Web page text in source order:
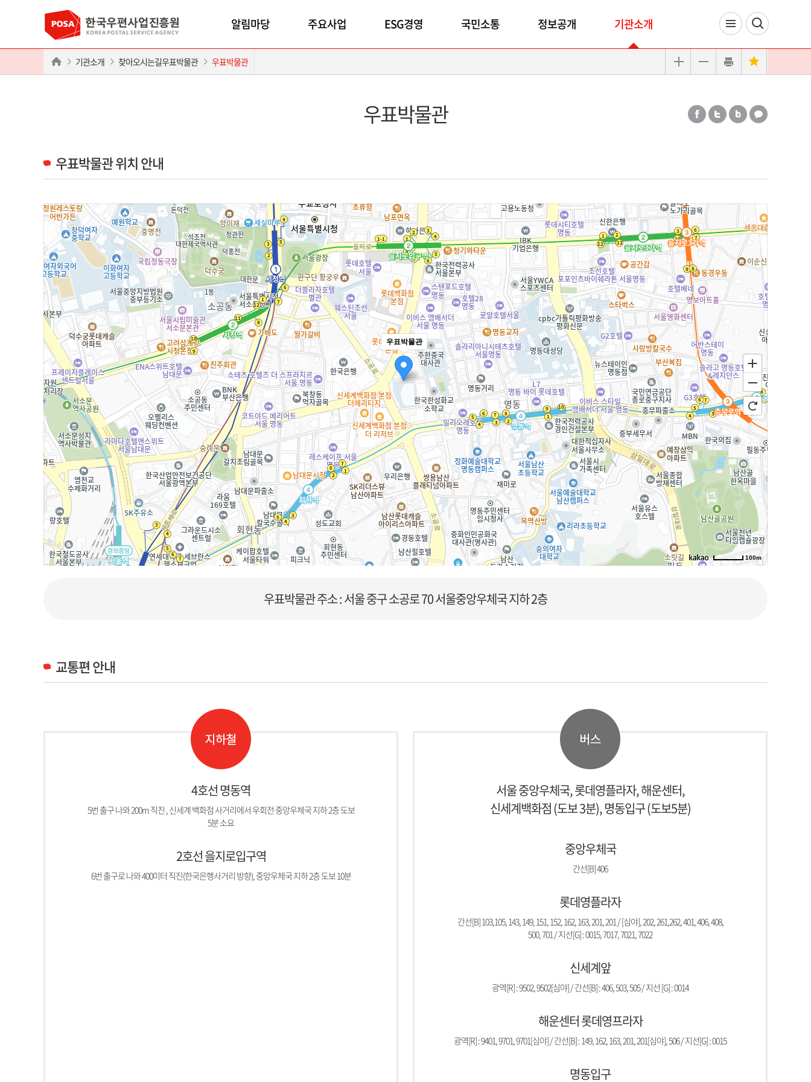
알림마당 주요사업 ESG경영 국민소통 정보공개 기관소개
기관소개 찾아오시는길우표박물관 우표박물관
우표박물관
우표박물관 위치 안내
우표박물관
100m
우표박물관주소 : 서울 중구 소공로 70 서울중앙우체국 지하 2층
교통편 안내
4호선 명동역
5번 출구 나와 200m 직진 , 신세계 백화점 사거리에서 우회전 중앙우체국 지하 2층 도보
5분 소요
2호선 을지로입구역
6번 출구로 나와 400미터 직진(한국은행사거리 방향), 중앙우체국 지하 2층 도보 10분
서울 중앙우체국, 롯데영플라자, 해운센터,
신세계백화점 (도보 3분), 명동입구 (도보5분)
중앙우체국
간선[B] 406
롯데영플라자
간선[B] 103,105, 143, 149, 151, 152, 162, 163, 201, 201 / [심야], 202, 261,262, 401, 406, 408,
500, 701 / 지선[G] : 0015, 7017, 7021, 7022
신세계앞
광역[R] : 9502, 9502[심야] / 간선[B] : 406, 503, 505 / 지선 [G] : 0014
해운센터 롯데영프라자
광역[R] : 9401, 9701, 9701[심야] / 간선[B] : 149, 162, 163, 201, 201[심야], 506 / 지선[G] : 0015
명동입구